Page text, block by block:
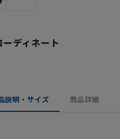
ディネート
説明・サイズ 商品詳細